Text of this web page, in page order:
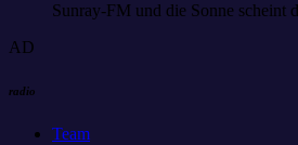
Sunray-FM und die Sonne scheint
AD
radio
Team